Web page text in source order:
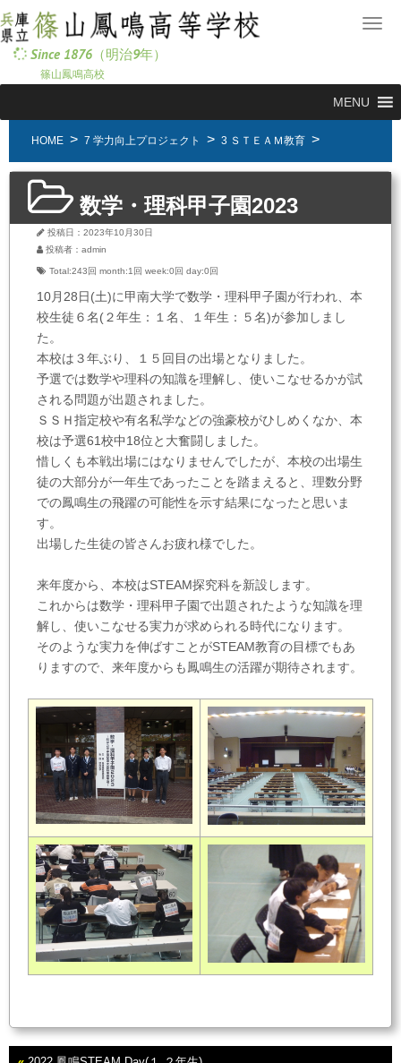
メ
ー
Since 1876（明治9年）
篠山鳳鳴高校
MENU
HOME 7 学力向上プロジェクト 3 ＳＴＥＡＭ教育
数学・理科甲子園2023
投稿日：2023年10月30日
投稿者：admin
Total:243回 month:1回 week:0回 day:0回
10月28日(土)に甲南大学で数学・理科甲子園が行われ、本
校生徒６名(２年生：１名、１年生：５名)が参加しまし
た。
本校は３年ぶり、１５回目の出場となりました。
予選では数学や理科の知識を理解し、使いこなせるかが試
される問題が出題されました。
ＳＳＨ指定校や有名私学などの強豪校がひしめくなか、本
校は予選61校中18位と大奮闘しました。
惜しくも本戦出場にはなりませんでしたが、本校の出場生
徒の大部分が一年生であったことを踏まえると、理数分野
での鳳鳴生の飛躍の可能性を示す結果になったと思いま
す。
出場した生徒の皆さんお疲れ様でした。
来年度から、本校はSTEAM探究科を新設します。
これからは数学・理科甲子園で出題されたような知識を理
解し、使いこなせる実力が求められる時代になります。
そのような実力を伸ばすことがSTEAM教育の目標でもあ
りますので、来年度からも鳳鳴生の活躍が期待されます。